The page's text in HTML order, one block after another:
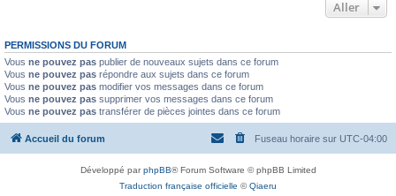
Aller
PERMISSIONS DU FORUM
Vous ne pouvez pas publier de nouveaux sujets dans ce forum
Vous ne pouvez pas répondre aux sujets dans ce forum
Vous ne pouvez pas modifier vos messages dans ce forum
Vous ne pouvez pas supprimer vos messages dans ce forum
Vous ne pouvez pas transférer de pièces jointes dans ce forum
Accueil du forum Fuseau horaire sur UTC-04:00
Développé parphpBB® Forum Software © phpBB Limited
Traduction française officielle ©Qiaeru